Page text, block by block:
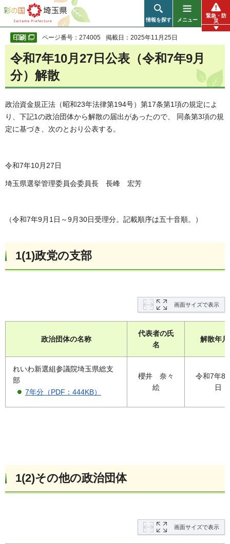
彩の国 埼玉県
情報を探す メニュー
緊急・防
災
ページ番号：274005 掲載日：2025年11月25日
令和7年10月27日公表（令和7年9月
分）解散
政治資金規正法（昭和23年法律第194号）第17条第1項の規定によ
り、下記1の政治団体から解散の届出があったので、 同条第3項の規
定に基づき、次のとおり公表する。
令和7年10月27日
埼玉県選挙管理委員会委員長 長峰 宏芳
（令和7年9月1日～9月30日受理分。記載順序は五十音順。）
1(1)政党の支部
画面サイズで表示
政治団体の名称
代表者の氏
名
解散年
れいわ新選組参議院埼玉県総支
部
7年分（PDF：444KB）
櫻井 奈々
絵
令和7年8
日
1(2)その他の政治団体
画面サイズで表示